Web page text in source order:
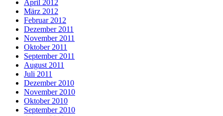
April 2012
März 2012
Februar 2012
Dezember 2011
November 2011
Oktober 2011
September 2011
August 2011
Juli 2011
Dezember 2010
November 2010
Oktober 2010
September 2010